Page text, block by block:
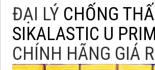
ĐẠI LÝ CHỐNG
SIKALASTIC U
CHÍNH HÃNG GIÁ